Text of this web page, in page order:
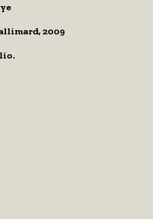
2009